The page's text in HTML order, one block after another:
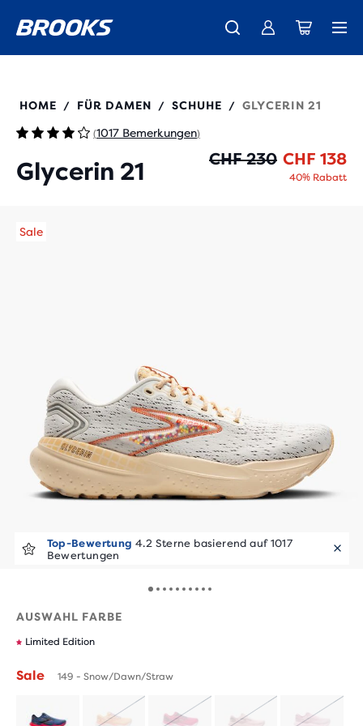
Kostenloser Versand für alle Bestellungen über CHF 100
Der brandneue Ghost Amp ist da - Shop Damen Herren
Wir präsentieren die neue Cascadia Kollektion - Jetzt kaufen
120408
HOME / FÜR DAMEN / SCHUHE / GLYCERIN 21
(1017 Bemerkungen)
Glycerin 21 CHF 230 CHF 138
40% Rabatt
Top-Bewertung 4.2 Sterne basierend auf 1017
Bewertungen
Sale
AUSWAHL FARBE
Limited Edition
Sale 149 - Snow/Dawn/Straw